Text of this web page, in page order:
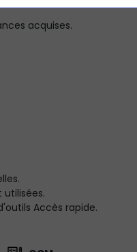
acquises.
Accès rapide.